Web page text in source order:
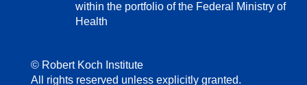
within the portfolio of the Federal Ministry of
Health
© Robert Koch Institute
All rights reserved unless explicitly granted.